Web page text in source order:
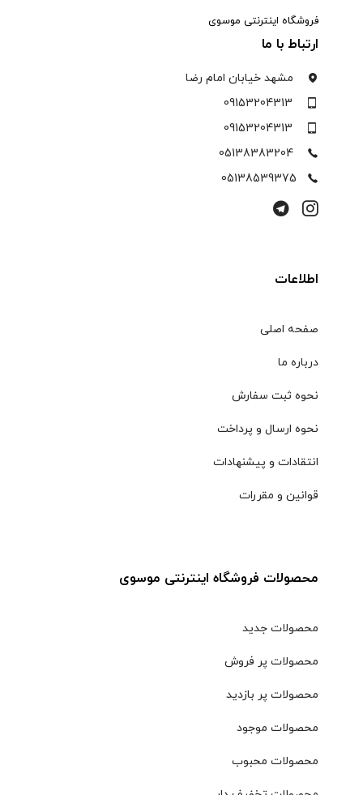
فروشگاه اینترنتی موسوی
ارتباط با ما
مشهد خیابان امام رضا
09153204313
09153204313
05138383204
05138539375
اطلاعات
صفحه اصلی
درباره ما
نحوه ثبت سفارش
نحوه ارسال و پرداخت
انتقادات و پیشنهادات
قوانین و مقررات
محصولات فروشگاه اینترنتی موسوی
محصولات جدید
محصولات پر فروش
محصولات پر بازدید
محصولات موجود
محصولات محبوب